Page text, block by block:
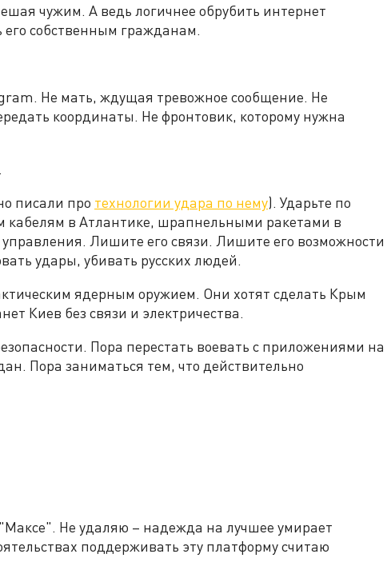
чужим. А ведь логичнее обрубить интернет
собственным гражданам.
Не мать, ждущая тревожное сообщение. Не
координаты. Не фронтовик, которому нужна
писали про технологии удара по нему). Ударьте по
кабелям в Атлантике, шрапнельными ракетами в
Лишите его связи. Лишите его возможности
удары, убивать русских людей.
ядерным оружием. Они хотят сделать Крым
Киев без связи и электричества.
Пора перестать воевать с приложениями на
Пора заниматься тем, что действительно
Не удаляю – надежда на лучшее умирает
поддерживать эту платформу считаю